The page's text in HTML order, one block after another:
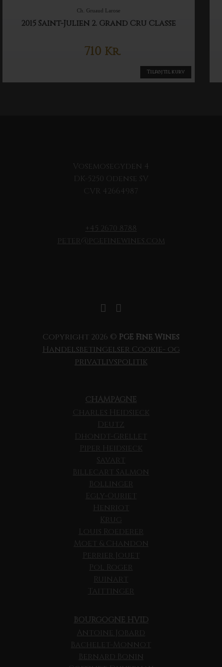
Ch. Gruaud Larose
2015 Saint-Julien 2. Grand Cru Classe
710 Kr.
Tilføj til kurv
Vosemosegyden 4
DK-5250 Odense SV
CVR 42664987
+45 2670 8788
peter@pgefinewines.com
Copyright 2026 © PGE Fine Wines
Handelsbetingelser Cookie- og
privatlivspolitik
CHAMPAGNE
Charles Heidsieck
Deutz
Dhondt-Grellet
Piper Heidsieck
Savart
Billecart Salmon
Bollinger
Egly-Ouriet
Henriot
Krug
Louis Roederer
Moet & Chandon
Perrier Jouet
Pol Roger
Ruinart
Taittinger
BOURGOGNE HVID
Antoine Jobard
Bachelet-Monnot
Bernard Bonin